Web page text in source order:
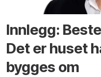
Innlegg:
Det er huset
bygges om